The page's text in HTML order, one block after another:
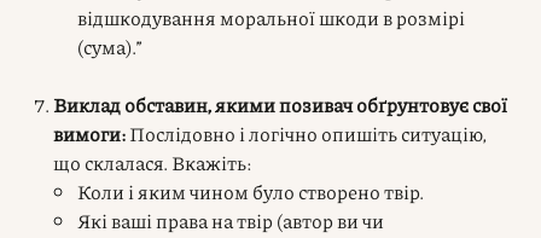
відшкодування моральної шкоди в розмірі
(сума).”
Виклад обставин, якими позивач обґрунтовує свої
вимоги:Послідовно і логічно опишіть ситуацію,
що склалася. Вкажіть:
Коли і яким чином було створено твір.
Які ваші права на твір (автор ви чи